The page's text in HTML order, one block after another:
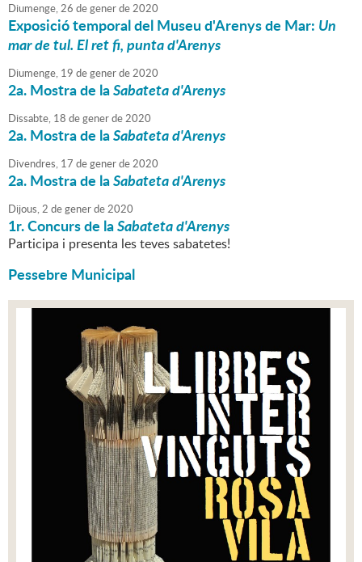
Diumenge,26 degenerde2020
Exposició temporal del Museu d'Arenys de Mar: Un
mar de tul. El ret fi, punta d'Arenys
Diumenge, 19 degenerde2020
2a. Mostra de laSabateta d'Arenys
Dissabte, 18 degenerde2020
2a. Mostra de laSabateta d'Arenys
Divendres, 17 degenerde2020
2a. Mostra de laSabateta d'Arenys
Dijous,2 degenerde2020
1r. Concurs de laSabateta d'Arenys
Participa i presenta les teves sabatetes!
Pessebre Municipal